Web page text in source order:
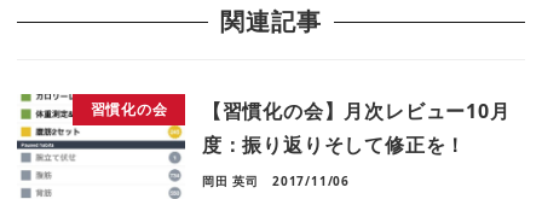
関連記事
習慣化の会
【習慣化の会】月次レビュー10月
度：振り返りそして修正を！
岡田 英司 2017/11/06